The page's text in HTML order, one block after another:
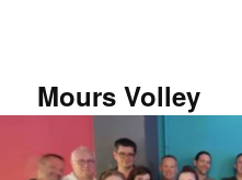
Mours Volley